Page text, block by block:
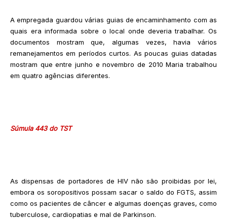
A empregada guardou várias guias de encaminhamento com as
quais era informada sobre o local onde deveria trabalhar. Os
documentos mostram que, algumas vezes, havia vários
remanejamentos em períodos curtos. As poucas guias datadas
mostram que entre junho e novembro de 2010 Maria trabalhou
em quatro agências diferentes.
Súmula 443 do TST
As dispensas de portadores de HIV não são proibidas por lei,
embora os soropositivos possam sacar o saldo do FGTS, assim
como os pacientes de câncer e algumas doenças graves, como
tuberculose, cardiopatias e mal de Parkinson.